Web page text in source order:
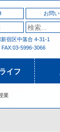
お問
宿区中落合 4-31-1
5996-3066
イフ
業